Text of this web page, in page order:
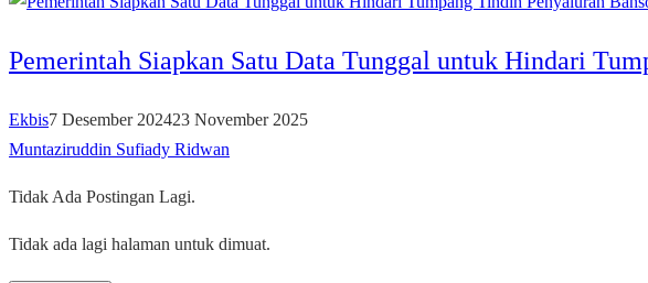
Pemerintah Siapkan Satu Data Tunggal untuk Hindari
Ekbis7 Desember 202423 November 2025
Muntaziruddin Sufiady Ridwan
Tidak Ada Postingan Lagi.
Tidak ada lagi halaman untuk dimuat.